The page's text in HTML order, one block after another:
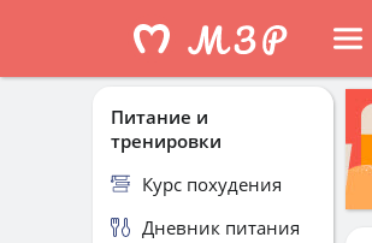
Питание и
тренировки
Курс похудения
Дневник питания